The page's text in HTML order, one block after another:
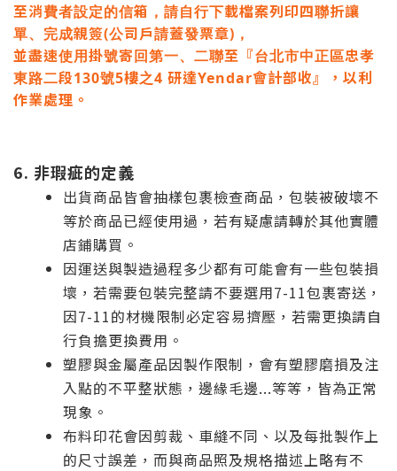
至消費者設定的信箱，請自行下載檔案列印四聯折讓
單、完成親簽(公司戶請蓋發票章)，
並盡速使用掛號寄回第一、二聯至『台北市中正區忠孝
東路二段130號5樓之4 研達Yendar會計部收』，以利
作業處理。
6. 非瑕疵的定義
出貨商品皆會抽樣包裹檢查商品，包裝被破壞不
等於商品已經使用過，若有疑慮請轉於其他實體
店鋪購買。
因運送與製造過程多少都有可能會有一些包裝損
壞，若需要包裝完整請不要選用7-11包裹寄送，
因7-11的材機限制必定容易擠壓，若需更換請自
行負擔更換費用。
塑膠與金屬產品因製作限制，會有塑膠磨損及注
入點的不平整狀態，邊緣毛邊...等等，皆為正常
現象。
布料印花會因剪裁、車縫不同、以及每批製作上
的尺寸誤差，而與商品照及規格描述上略有不